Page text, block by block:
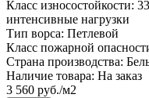
Класс износостойкости:
интенсивные нагрузки
Тип ворса: Петлевой
Класс пожарной
Страна производства:
Наличие товара: На заказ
3 560 руб./м2